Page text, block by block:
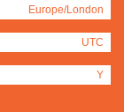
Europe/London
UTC
Y